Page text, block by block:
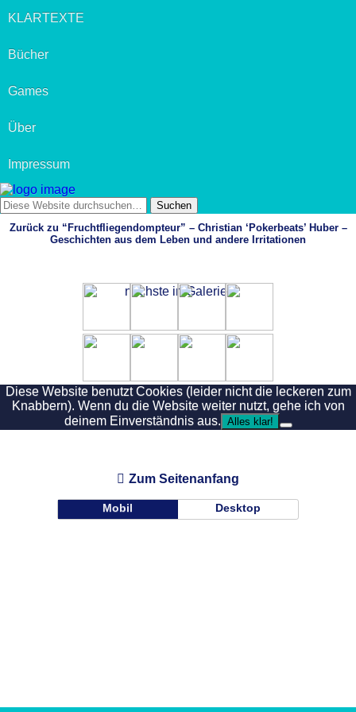
KLARTEXTE
Bücher
Games
Über
Impressum
Zurück zu “Fruchtfliegendompteur” – Christian ‘Pokerbeats’ Huber –
Geschichten aus dem Leben und andere Irritationen
nächste in Galerie »
Diese Website benutzt Cookies (leider nicht die leckeren zum
Knabbern). Wenn du die Website weiter nutzt, gehe ich von
deinem Einverständnis aus. Alles klar!
Zum Seitenanfang
Mobil Desktop